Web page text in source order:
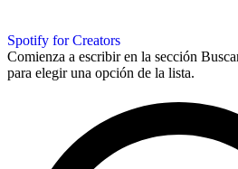
Spotify for Creators
Comienza a escribir en la sección
para elegir una opción de la lista.